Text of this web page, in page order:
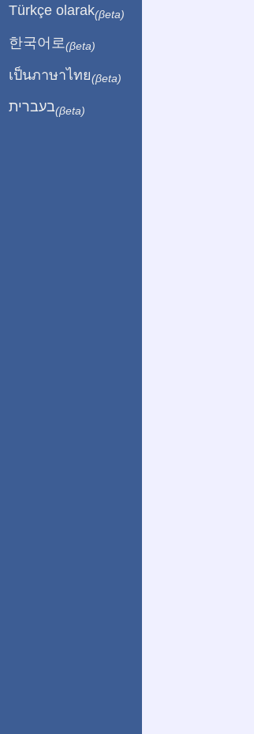
Türkçe olarak(βeta)
한국어로 (βeta)
เป็นภาษาไทย(βeta)
בעברית(βeta)